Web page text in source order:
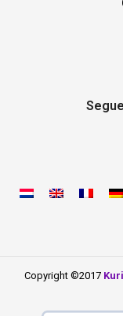
Copyright ©2017